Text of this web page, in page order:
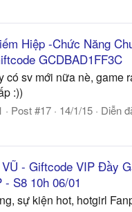
Hiệp -Chức Năng
GCDBAD1FF3C
có sv mới nữa nè, game
:))
Post #17 14/1/15 Diễn
VŨ - Giftcode VIP Đầy
- S8 10h 06/01
sự kiện hot, hotgirl